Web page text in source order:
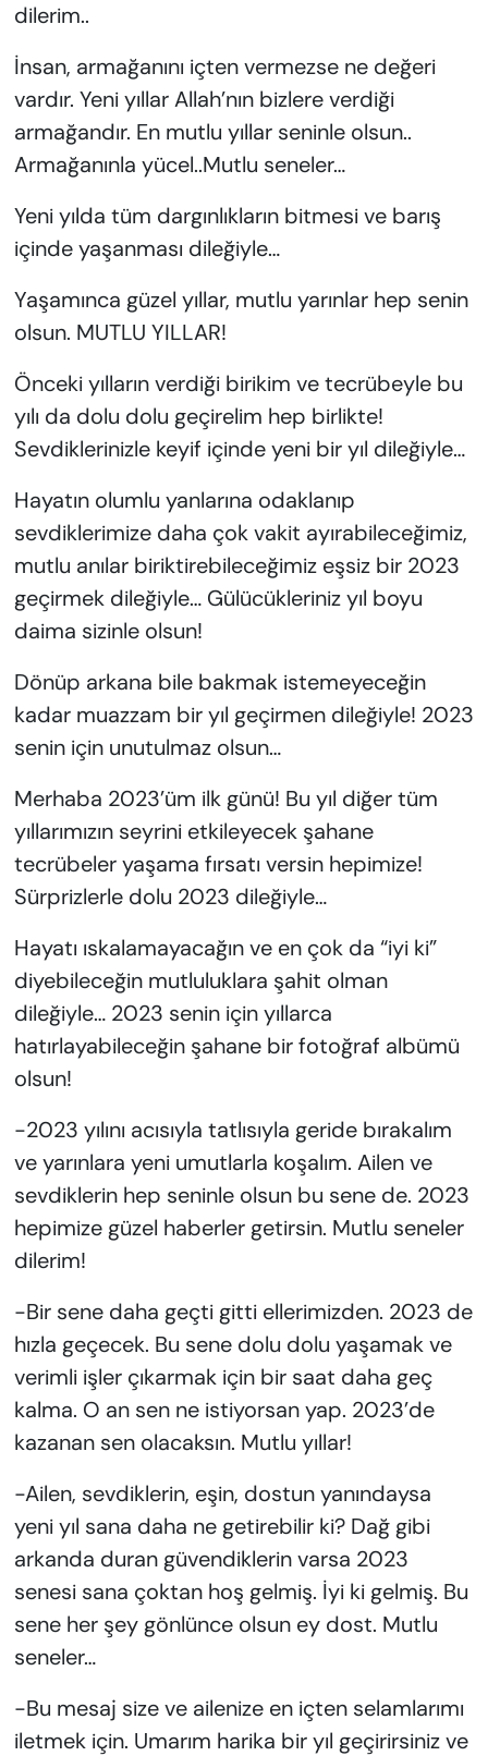
dilerim..
İnsan, armağanını içten vermezse ne değeri
vardır. Yeni yıllar Allah’nın bizlere verdiği
armağandır. En mutlu yıllar seninle olsun..
Armağanınla yücel..Mutlu seneler…
Yeni yılda tüm dargınlıkların bitmesi ve barış
içinde yaşanması dileğiyle…
Yaşamınca güzel yıllar, mutlu yarınlar hep senin
olsun. MUTLU YILLAR!
Önceki yılların verdiği birikim ve tecrübeyle bu
yılı da dolu dolu geçirelim hep birlikte!
Sevdiklerinizle keyif içinde yeni bir yıl dileğiyle…
Hayatın olumlu yanlarına odaklanıp
sevdiklerimize daha çok vakit ayırabileceğimiz,
mutlu anılar biriktirebileceğimiz eşsiz bir 2023
geçirmek dileğiyle… Gülücükleriniz yıl boyu
daima sizinle olsun!
Dönüp arkana bile bakmak istemeyeceğin
kadar muazzam bir yıl geçirmen dileğiyle! 2023
senin için unutulmaz olsun…
Merhaba 2023’üm ilk günü! Bu yıl diğer tüm
yıllarımızın seyrini etkileyecek şahane
tecrübeler yaşama fırsatı versin hepimize!
Sürprizlerle dolu 2023 dileğiyle…
Hayatı ıskalamayacağın ve en çok da “iyi ki”
diyebileceğin mutluluklara şahit olman
dileğiyle… 2023 senin için yıllarca
hatırlayabileceğin şahane bir fotoğraf albümü
olsun!
-2023 yılını acısıyla tatlısıyla geride bırakalım
ve yarınlara yeni umutlarla koşalım. Ailen ve
sevdiklerin hep seninle olsun bu sene de. 2023
hepimize güzel haberler getirsin. Mutlu seneler
dilerim!
-Bir sene daha geçti gitti ellerimizden. 2023 de
hızla geçecek. Bu sene dolu dolu yaşamak ve
verimli işler çıkarmak için bir saat daha geç
kalma. O an sen ne istiyorsan yap. 2023’de
kazanan sen olacaksın. Mutlu yıllar!
-Ailen, sevdiklerin, eşin, dostun yanındaysa
yeni yıl sana daha ne getirebilir ki? Dağ gibi
arkanda duran güvendiklerin varsa 2023
senesi sana çoktan hoş gelmiş. İyi ki gelmiş. Bu
sene her şey gönlünce olsun ey dost. Mutlu
seneler…
-Bu mesaj size ve ailenize en içten selamlarımı
iletmek için. Umarım harika bir yıl geçirirsiniz ve